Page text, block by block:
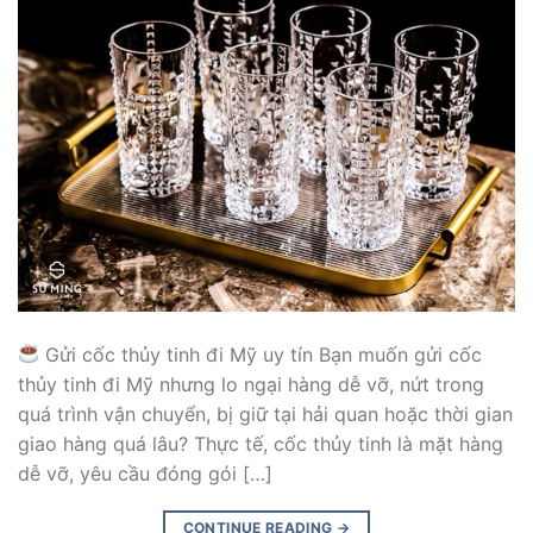
Gửi cốc thủy tinh đi Mỹ uy tín Bạn muốn gửi cốc
thủy tinh đi Mỹ nhưng lo ngại hàng dễ vỡ, nứt trong
quá trình vận chuyển, bị giữ tại hải quan hoặc thời gian
giao hàng quá lâu? Thực tế, cốc thủy tinh là mặt hàng
dễ vỡ, yêu cầu đóng gói […]
CONTINUE READING →